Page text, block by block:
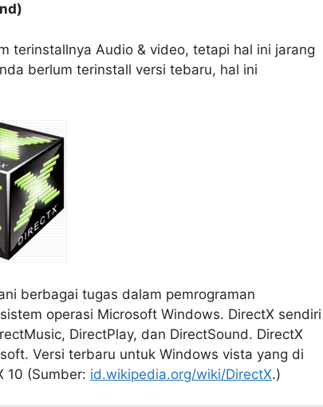
terinstallnya Audio & video, tetapi hal ini jarang
berlum terinstall versi tebaru, hal ini
berbagai tugas dalam pemrograman
operasi Microsoft Windows. DirectX sendiri
DirectPlay, dan DirectSound. DirectX
Versi terbaru untuk Windows vista yang di
10 (Sumber: id.wikipedia.org/wiki/DirectX.)